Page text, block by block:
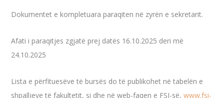
Dokumentet e kompletuara paraqiten në zyrën e sekretarit.
Afati i paraqitjes zgjatë prej datës 16.10.2025 deri më
24.10.2025
Lista e përfituesëve të bursës do të publikohet në tabelën e
shpalljeve të fakultetit, si dhe në web-faqen e FSI-së,www.fsi-